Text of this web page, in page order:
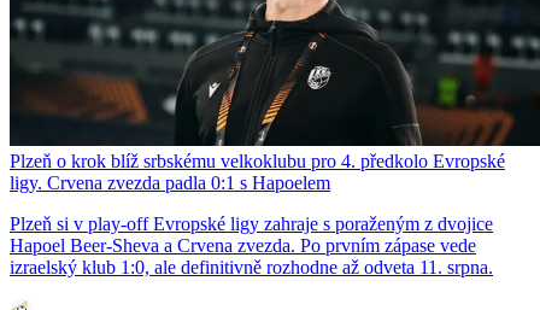
Plzeň o krok blíž srbskému velkoklubu pro 4. předkolo Evropské
ligy. Crvena zvezda padla 0:1 s Hapoelem
Plzeň si v play-off Evropské ligy zahraje s poraženým z dvojice
Hapoel Beer-Sheva a Crvena zvezda. Po prvním zápase vede
izraelský klub 1:0, ale definitivně rozhodne až odveta 11. srpna.